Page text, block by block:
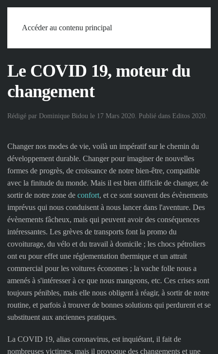
Accéder au contenu principal
Accueil Chroniques Editos
Le COVID 19, moteur du
changement
Rédigé par Dominique Bidou le 17 Mars 2020. Publié dans Editos 2020.
Changer nos modes de vie, voilà un impératif sur le chemin du
développement durable. Changer pour imaginer de nouvelles
formes de progrès, de croissance de notre bien-être, compatible
avec la finitude du monde. Mais il est bien difficile de changer, de
sortir de notre zone de confort, et ce sont souvent des évènements
imprévus qui nous conduisent à nous lancer dans l'aventure. Des
évènements fâcheux, mais qui peuvent avoir des conséquences
intéressantes. Les grèves de transports font la promo du
covoiturage, du vélo et du travail à domicile ; les chocs pétroliers
ont eu pour effet une réglementation thermique et un attrait
commercial pour les voitures économes ; la vache folle nous a
amenés à s'intéresser à ce que nous mangeons, etc. Ces crises sont
toujours pénibles, mais elle nous obligent à réagir, à sortir de notre
routine, et parfois à trouver de bonnes solutions qui perdurent et se
substituent aux anciennes pratiques.
La COVID 19, alias coronavirus, est inquiétant, il fait de
nombreuses victimes, mais il provoque des changements et une